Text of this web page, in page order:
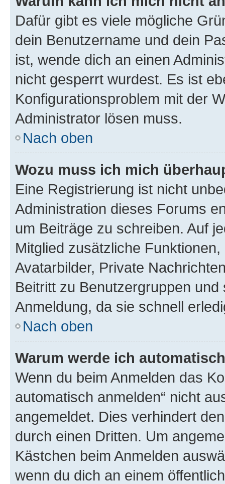
Dafür gibt es viele mögliche
dein Benutzername und dein
ist, wende dich an einen
nicht gesperrt wurdest. Es ist
Konfigurationsproblem mit der
Administrator lösen muss.
Nach oben
Wozu muss ich mich
Eine Registrierung ist nicht
Administration dieses Forums
um Beiträge zu schreiben. Auf
Mitglied zusätzliche
Avatarbilder, Private
Beitritt zu Benutzergruppen
Anmeldung, da sie schnell
Nach oben
Warum werde ich
Wenn du beim Anmelden das
automatisch anmelden“ nicht
angemeldet. Dies verhindert
durch einen Dritten. Um
Kästchen beim Anmelden
wenn du dich an einem